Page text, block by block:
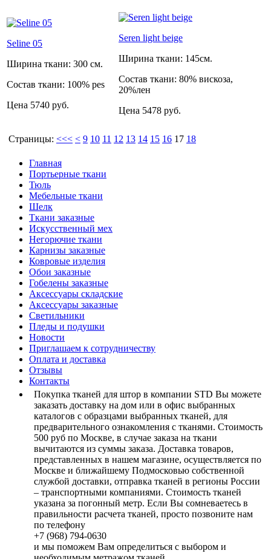
Seline 05
Ширина ткани: 300 см.
Состав ткани: 100% pes
Цена 5740 руб.
Seren light beige
Ширина ткани: 145см.
Состав ткани: 80% вискоза,
20%лен
Цена 5478 руб.
Страницы: <<< < 9 10 11 12 13 14 15 16 17 18
Главная
Портьерные ткани
Тюль
Мебельные ткани
Шелк
Ткани заказные
Искусственный мех
Негорючие ткани
Карнизы заказные
Ковровые изделия
Обои заказные
Гобелены заказные
Аксессуары складские
Аксессуары заказные
Светильники
Пледы и подушки
Новости
Приглашаем к сотрудничеству
Оплата и доставка
Отзывы
Контакты
Покупка тканей для штор в компании STD Вы можете
заказать доставку на дом или в офис выбранных
каталогов с образцами выбранных тканей, для
предварительного ознакомления с тканями. Стоимость
500 руб по Москве, в случае заказа на ткани
вычитаются из суммы заказа. Доставка товаров,
представленных в нашем магазине, осуществляется по
Москве и ближайшему Подмосковью собственной
службой доставки, отправка тканей в регионы России
– транспортными компаниями. Стоимость тканей
указана за погонный метр. Если Вы сомневаетесь в
правильности расчета тканей, просто позвоните нам
по телефону
+7 (968) 794-0630
и мы поможем Вам определиться с выбором и